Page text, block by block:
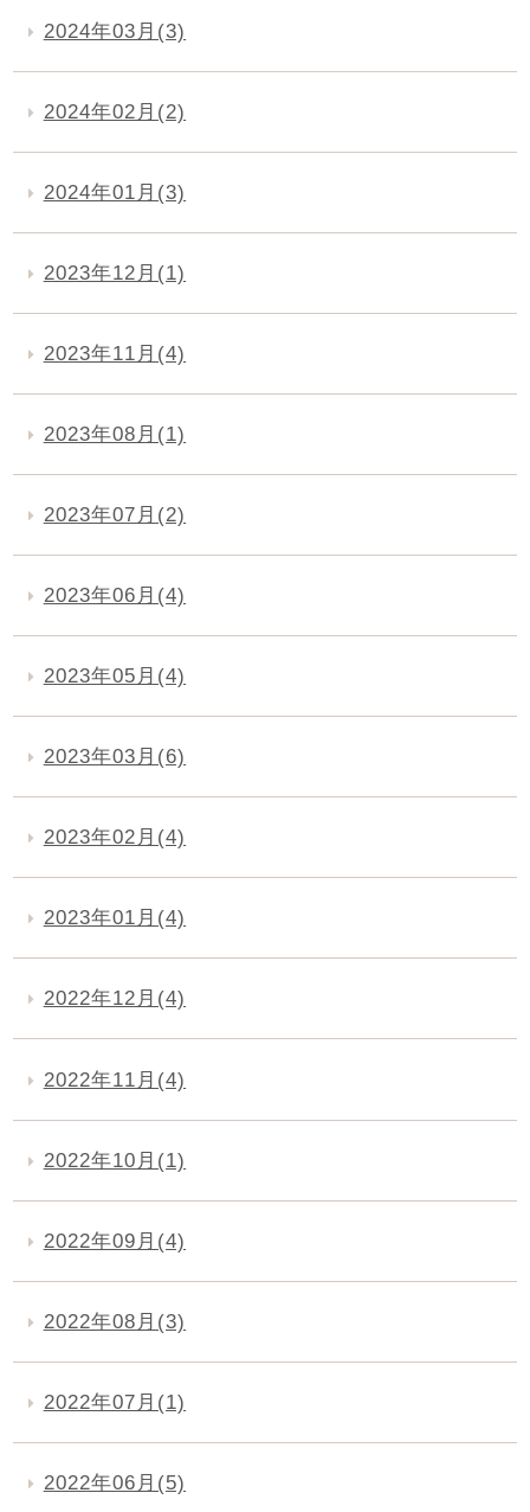
2024年03月(3)
2024年02月(2)
2024年01月(3)
2023年12月(1)
2023年11月(4)
2023年08月(1)
2023年07月(2)
2023年06月(4)
2023年05月(4)
2023年03月(6)
2023年02月(4)
2023年01月(4)
2022年12月(4)
2022年11月(4)
2022年10月(1)
2022年09月(4)
2022年08月(3)
2022年07月(1)
2022年06月(5)